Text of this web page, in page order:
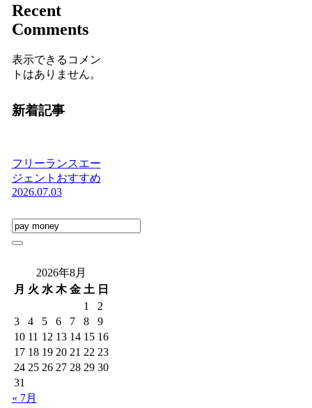
Recent
Comments
表示できるコメン
トはありません。
新着記事
フリーランスエー
ジェントおすすめ
2026.07.03
2026年8月
月 火 水 木 金 土 日
1
2
3
4 5 6 7 8
9
10 11 12 13 14 15 16
17 18 19 20 21 22 23
24 25 26 27 28 29 30
31
« 7月